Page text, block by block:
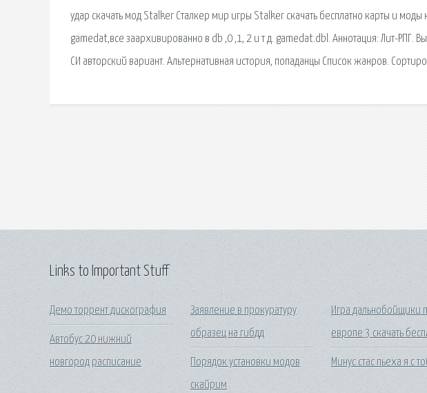
удар скачать мод Stalker Сталкер мир игры Stalker скачать бесплатно карты и моды
gamedat,все заархивированно в db ,0 ,1, 2 и т д. gamedat.dbl. Аннотация: Лит-РПГ.
СИ авторский вариант. Альтернативная история, попаданцы Список жанров.
Links to Important Stuff
Демо торрент дискография
Автобус 20 нижний
новгород расписание
Заявление в прокуратуру
образец на гибдд
Порядок установки модов
скайрим
Игра дальнобойщики
европе 3 скачать
Минус стас пьеха я с